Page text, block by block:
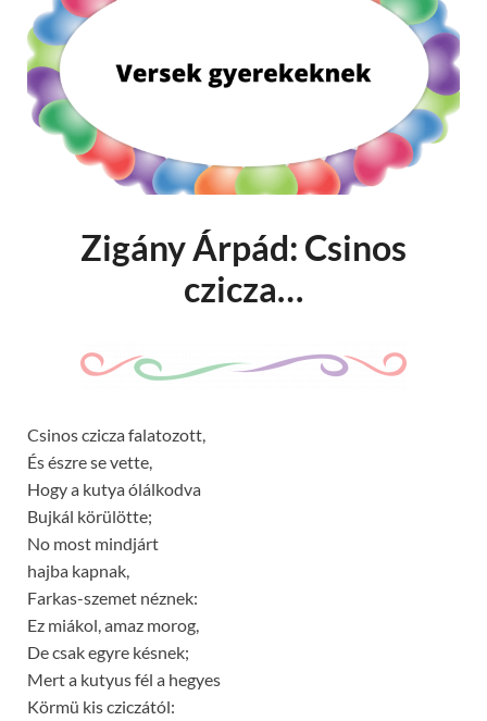
Zigány Árpád: Csinos
czicza…
Csinos czicza falatozott,
És észre se vette,
Hogy a kutya ólálkodva
Bujkál körülötte;
No most mindjárt
hajba kapnak,
Farkas-szemet néznek:
Ez miákol, amaz morog,
De csak egyre késnek;
Mert a kutyus fél a hegyes
Körmü kis cziczától: